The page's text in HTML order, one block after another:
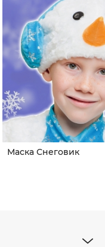
Маска Снеговик